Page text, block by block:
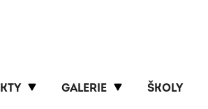
GALERIE ŠKOLY